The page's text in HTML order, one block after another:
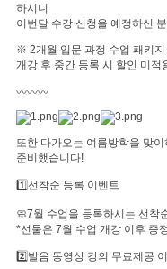
하시니
이번달 수강 신청을 예정하신
​​※ 2개월 입문 과정 수업 패키
개강 후 중간 등록 시 할인 미적
〰️〰️〰️
또한 다가오는 여름방학을 맞
준비했습니다!
​1️⃣선착순 등록 이벤트
🧼7월 수업을 등록하시는 선착
*선물은 7월 수업 개강 이후 증
2️⃣발음 동영상 강의 무료제공